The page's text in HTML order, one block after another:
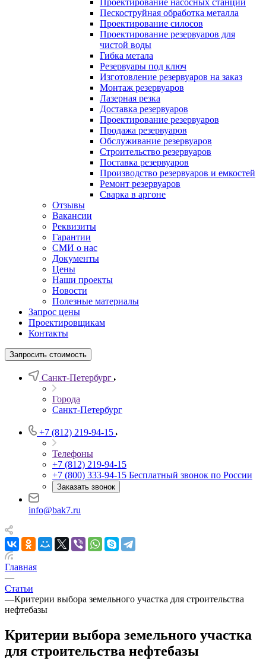
Проектирование насосных станций
Пескоструйная обработка металла
Проектирование силосов
Проектирование резервуаров для
чистой воды
Гибка метала
Резервуары под ключ
Изготовление резервуаров на заказ
Монтаж резервуаров
Лазерная резка
Доставка резервуаров
Проектирование резервуаров
Продажа резервуаров
Обслуживание резервуаров
Cтроительство резервуаров
Поставка резервуаров
Производство резервуаров и емкостей
Ремонт резервуаров
Сварка в аргоне
Отзывы
Вакансии
Реквизиты
Гарантии
СМИ о нас
Документы
Цены
Наши проекты
Новости
Полезные материалы
Запрос цены
Проектировщикам
Контакты
Запросить стоимость
Санкт-Петербург
Города
Санкт-Петербург
+7 (812) 219-94-15
Телефоны
+7 (812) 219-94-15
+7 (800) 333-94-15 Бесплатный звонок по России
Заказать звонок
info@bak7.ru
Главная
—
Статьи
—Критерии выбора земельного участка для строительства
нефтебазы
Критерии выбора земельного участка
для строительства нефтебазы